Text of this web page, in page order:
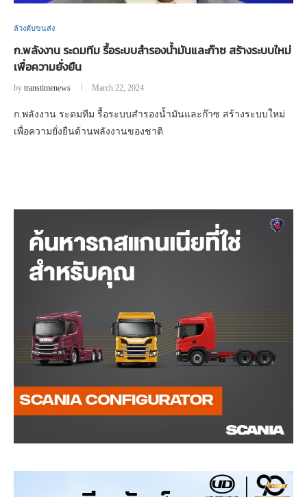
ล้วงตับขนส่ง
ก.พลังงาน ระดมทีม รื้อระบบสำรองน้ำมันและก๊าซ สร้างระบบใหม่
เพื่อความยั่งยืน
by transtimenews March 22, 2024
ก.พลังงาน ระดมทีม รื้อระบบสำรองน้ำมันและก๊าซ สร้างระบบใหม่
เพื่อความยั่งยืนด้านพลังงานของชาติ